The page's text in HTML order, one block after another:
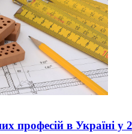
професій в Україні у